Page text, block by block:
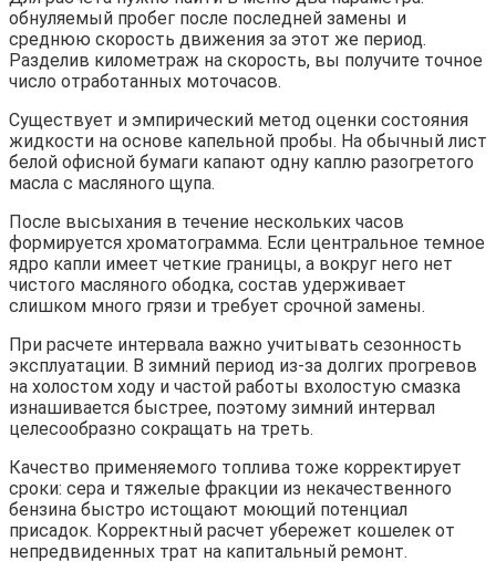
обнуляемый пробег после последней замены и
среднюю скорость движения за этот же период.
Разделив километраж на скорость, вы получите точное
число отработанных моточасов.
Существует и эмпирический метод оценки состояния
жидкости на основе капельной пробы. На обычный лист
белой офисной бумаги капают одну каплю разогретого
масла с масляного щупа.
После высыхания в течение нескольких часов
формируется хроматограмма. Если центральное темное
ядро капли имеет четкие границы, а вокруг него нет
чистого масляного ободка, состав удерживает
слишком много грязи и требует срочной замены.
При расчете интервала важно учитывать сезонность
эксплуатации. В зимний период из-за долгих прогревов
на холостом ходу и частой работы вхолостую смазка
изнашивается быстрее, поэтому зимний интервал
целесообразно сокращать на треть.
Качество применяемого топлива тоже корректирует
сроки: сера и тяжелые фракции из некачественного
бензина быстро истощают моющий потенциал
присадок. Корректный расчет убережет кошелек от
непредвиденных трат на капитальный ремонт.